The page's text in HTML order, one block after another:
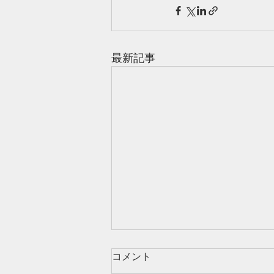
最新記事
お客さまのお声 011
コメント